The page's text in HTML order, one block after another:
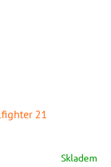
21
Skladem